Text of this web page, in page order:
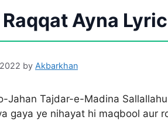
Raqqat Ayna
by Akbarkhan
Jahan Tajdar-e-Madina
gaya ye nihayat hi maqbool aur